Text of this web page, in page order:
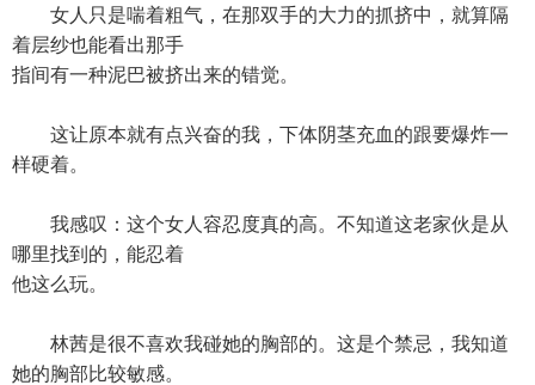
女人只是喘着粗气，在那双手的大力的抓挤中，就算隔
着层纱也能看出那手
指间有一种泥巴被挤出来的错觉。
这让原本就有点兴奋的我，下体阴茎充血的跟要爆炸一
样硬着。
我感叹：这个女人容忍度真的高。不知道这老家伙是从
哪里找到的，能忍着
他这么玩。
林茜是很不喜欢我碰她的胸部的。这是个禁忌，我知道
她的胸部比较敏感。